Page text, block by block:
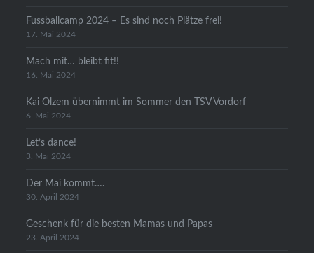
Fussballcamp 2024 – Es sind noch Plätze frei!
17. Mai 2024
Mach mit… bleibt fit!!
16. Mai 2024
Kai Olzem übernimmt im Sommer den TSV Vordorf
6. Mai 2024
Let’s dance!
3. Mai 2024
Der Mai kommt….
30. April 2024
Geschenk für die besten Mamas und Papas
23. April 2024